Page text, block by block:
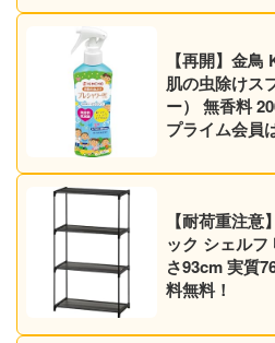
【再開】金
肌の虫除けス
ー） 無香料
プライム会員
【耐荷重注
ック シェル
さ93cm 実質
料無料！